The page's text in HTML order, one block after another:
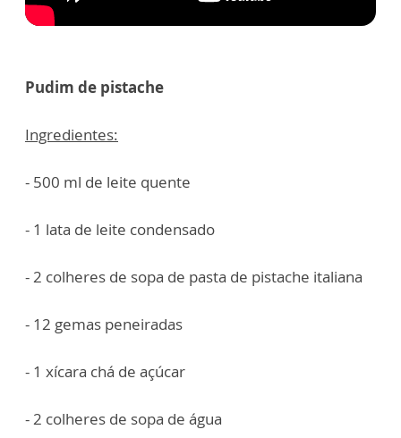
Pudim de pistache
Ingredientes:
- 500 ml de leite quente
- 1 lata de leite condensado
- 2 colheres de sopa de pasta de pistache italiana
- 12 gemas peneiradas
- 1 xícara chá de açúcar
- 2 colheres de sopa de água